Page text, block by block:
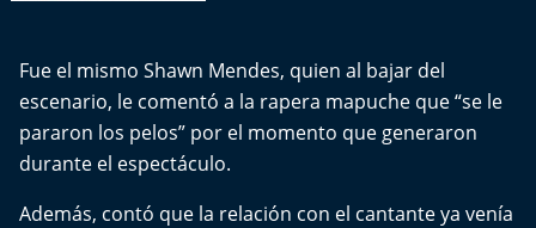
Impacto Tecnológico
Sesiones Dieciocheras
Fue el mismo Shawn Mendes, quien al bajar del
escenario, le comentó a la rapera mapuche que “se le
pararon los pelos” por el momento que generaron
durante el espectáculo.
Además, contó que la relación con el cantante ya venía